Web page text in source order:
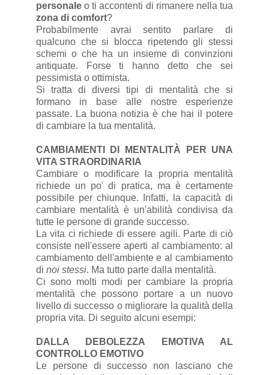
personaleo ti accontenti di rimanere nella tua
zona di comfort?
Probabilmente avrai sentito parlare di
qualcuno che si blocca ripetendo gli stessi
schemi o che ha un insieme di convinzioni
antiquate. Forse ti hanno detto che sei
pessimista o ottimista.
Si tratta di diversi tipi di mentalità che si
formano in base alle nostre esperienze
passate. La buona notizia è che hai il potere
di cambiare la tua mentalità.
CAMBIAMENTI DI MENTALITÀ PER UNA
VITA STRAORDINARIA
Cambiare o modificare la propria mentalità
richiede un po' di pratica, ma è certamente
possibile per chiunque. Infatti, la capacità di
cambiare mentalità è un'abilità condivisa da
tutte le persone di grande successo.
La vita ci richiede di essere agili. Parte di ciò
consiste nell'essere aperti al cambiamento: al
cambiamento dell'ambiente e al cambiamento
di noi stessi. Ma tutto parte dalla mentalità.
Ci sono molti modi per cambiare la propria
mentalità che possono portare a un nuovo
livello di successo o migliorare la qualità della
propria vita. Di seguito alcuni esempi:
DALLA DEBOLEZZA EMOTIVA AL
CONTROLLO EMOTIVO
Le persone di successo non lasciano che